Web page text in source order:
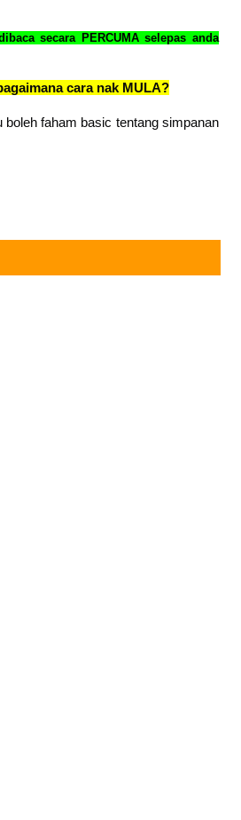
secara PERCUMA selepas anda
cara nak MULA?
boleh faham basic tentang simpanan